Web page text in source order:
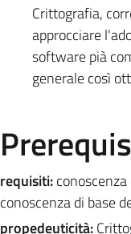
Crittografia,
approcciare
software pià
generale così
requisiti:conoscenza
conoscenza di base
propedeuticità: